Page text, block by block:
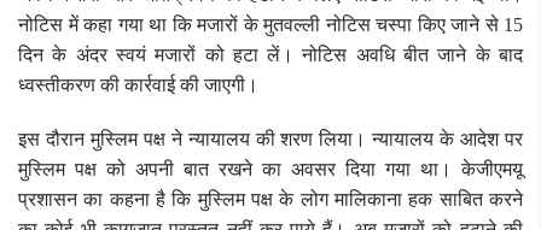
नोटिस में कहा गया था कि मजारों के मुतवल्ली नोटिस चस्पा किए जाने से 15
दिन के अंदर स्वयं मजारों को हटा लें। नोटिस अवधि बीत जाने के बाद
ध्वस्तीकरण की कार्रवाई की जाएगी।
इस दौरान मुस्लिम पक्ष ने न्यायालय की शरण लिया। न्यायालय के आदेश पर
मुस्लिम पक्ष को अपनी बात रखने का अवसर दिया गया था। केजीएमयू
प्रशासन का कहना है कि मुस्लिम पक्ष के लोग मालिकाना हक साबित करने